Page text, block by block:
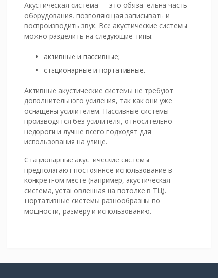
Акустическая система — это обязательна часть
оборудования, позволяющая записывать и
воспроизводить звук. Все акустические системы
можно разделить на следующие типы:
активные и пассивные;
стационарные и портативные.
Активные акустические системы не требуют
дополнительного усиления, так как они уже
оснащены усилителем. Пассивные системы
производятся без усилителя, относительно
недороги и лучше всего подходят для
использования на улице.
Стационарные акустические системы
предполагают постоянное использование в
конкретном месте (например, акустическая
система, установленная на потолке в ТЦ).
Портативные системы разнообразны по
мощности, размеру и использованию.